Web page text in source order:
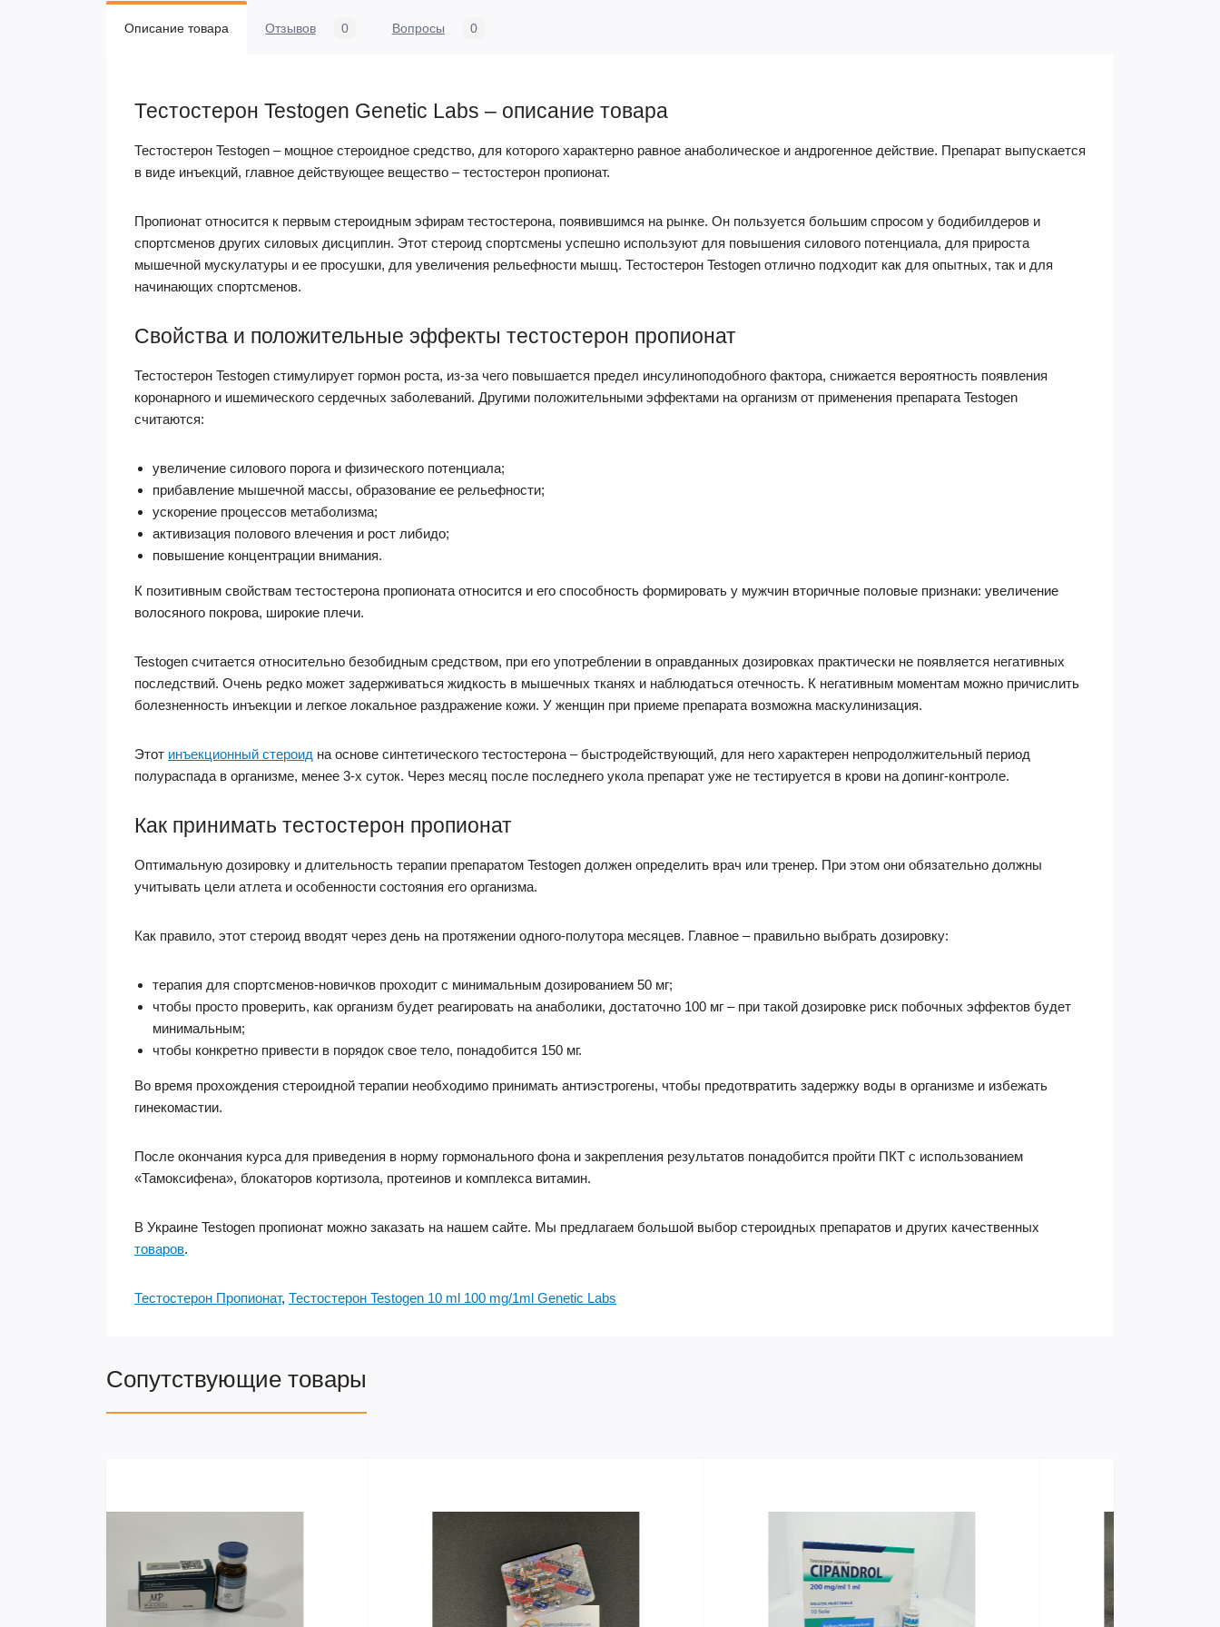
Описание товара Отзывов 0 Вопросы 0
Тестостерон Testogen Genetic Labs – описание товара
Тестостерон Testogen – мощное стероидное средство, для которого характерно равное анаболическое и андрогенное действие. Препарат выпускается
в виде инъекций, главное действующее вещество – тестостерон пропионат.
Пропионат относится к первым стероидным эфирам тестостерона, появившимся на рынке. Он пользуется большим спросом у бодибилдеров и
спортсменов других силовых дисциплин. Этот стероид спортсмены успешно используют для повышения силового потенциала, для прироста
мышечной мускулатуры и ее просушки, для увеличения рельефности мышц. Тестостерон Testogen отлично подходит как для опытных, так и для
начинающих спортсменов.
Свойства и положительные эффекты тестостерон пропионат
Тестостерон Testogen стимулирует гормон роста, из-за чего повышается предел инсулиноподобного фактора, снижается вероятность появления
коронарного и ишемического сердечных заболеваний. Другими положительными эффектами на организм от применения препарата Testogen
считаются:
увеличение силового порога и физического потенциала;
прибавление мышечной массы, образование ее рельефности;
ускорение процессов метаболизма;
активизация полового влечения и рост либидо;
повышение концентрации внимания.
К позитивным свойствам тестостерона пропионата относится и его способность формировать у мужчин вторичные половые признаки: увеличение
волосяного покрова, широкие плечи.
Testogen считается относительно безобидным средством, при его употреблении в оправданных дозировках практически не появляется негативных
последствий. Очень редко может задерживаться жидкость в мышечных тканях и наблюдаться отечность. К негативным моментам можно причислить
болезненность инъекции и легкое локальное раздражение кожи. У женщин при приеме препарата возможна маскулинизация.
Этот инъекционный стероид на основе синтетического тестостерона – быстродействующий, для него характерен непродолжительный период
полураспада в организме, менее 3-х суток. Через месяц после последнего укола препарат уже не тестируется в крови на допинг-контроле.
Как принимать тестостерон пропионат
Оптимальную дозировку и длительность терапии препаратом Testogen должен определить врач или тренер. При этом они обязательно должны
учитывать цели атлета и особенности состояния его организма.
Как правило, этот стероид вводят через день на протяжении одного-полутора месяцев. Главное – правильно выбрать дозировку:
терапия для спортсменов-новичков проходит с минимальным дозированием 50 мг;
чтобы просто проверить, как организм будет реагировать на анаболики, достаточно 100 мг – при такой дозировке риск побочных эффектов будет
минимальным;
чтобы конкретно привести в порядок свое тело, понадобится 150 мг.
Во время прохождения стероидной терапии необходимо принимать антиэстрогены, чтобы предотвратить задержку воды в организме и избежать
гинекомастии.
После окончания курса для приведения в норму гормонального фона и закрепления результатов понадобится пройти ПКТ с использованием
«Тамоксифена», блокаторов кортизола, протеинов и комплекса витамин.
В Украине Testogen пропионат можно заказать на нашем сайте. Мы предлагаем большой выбор стероидных препаратов и других качественных
товаров.
Тестостерон Пропионат, Тестостерон Testogen 10 ml 100 mg/1ml Genetic Labs
Сопутствующие товары